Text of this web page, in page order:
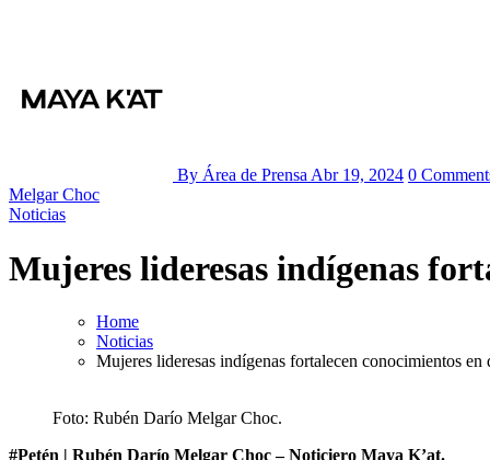
By Área de Prensa Abr 19, 2024 0
Melgar Choc
Noticias
Mujeres lideresas indígenas
Home
Noticias
Mujeres lideresas indígenas fortalecen conocimientos en
Foto: Rubén Darío Melgar Choc.
#Petén | Rubén Darío Melgar Choc – Noticiero Maya K’at.